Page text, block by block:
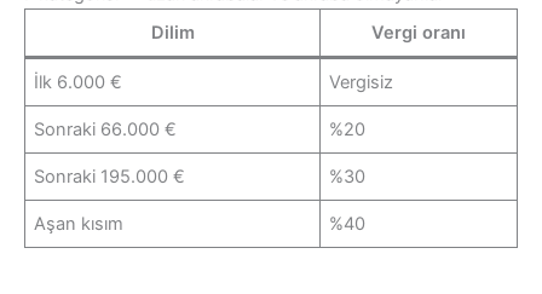
Dilim
Vergi oranı
İlk 6.000 € Vergisiz
Sonraki 66.000 € %20
Sonraki 195.000 € %30
Aşan kısım %40